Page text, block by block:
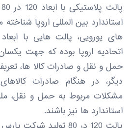
استاندارد بین المللی اروپا
های یورویی، پالت هایی با
اتحادیه اروپا بوده که جهت
حمل و نقل و صادرات کالا ها،
دیگر، در هنگام صادرات
مشکلات مربوط به حمل و نقل،
استاندارد ها نیز باشند.